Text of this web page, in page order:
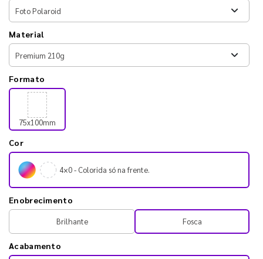
Material
Formato
75x100mm
Cor
4×0 - Colorida só na frente.
Enobrecimento
Brilhante Fosca
Acabamento